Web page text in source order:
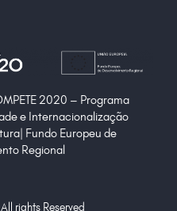
2020 – Programa
e Internacionalização
Fundo Europeu de
Regional
rights Reserved